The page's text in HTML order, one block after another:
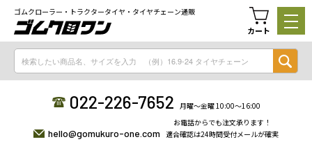
ゴムクローラー・トラクタータイヤ・タイヤチェーン通販
カート
022-226-7652 月曜〜金曜 10:00〜16:00
hello@gomukuro-one.com
お電話からでも注文承ります！
適合確認は24時間受付メールが確実